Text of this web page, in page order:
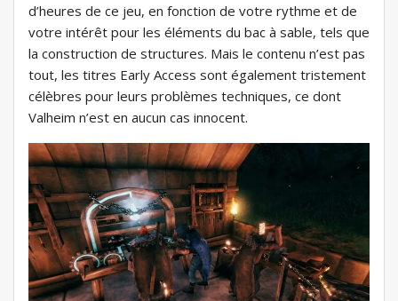
d’heures de ce jeu, en fonction de votre rythme et de
votre intérêt pour les éléments du bac à sable, tels que
la construction de structures. Mais le contenu n’est pas
tout, les titres Early Access sont également tristement
célèbres pour leurs problèmes techniques, ce dont
Valheim n’est en aucun cas innocent.